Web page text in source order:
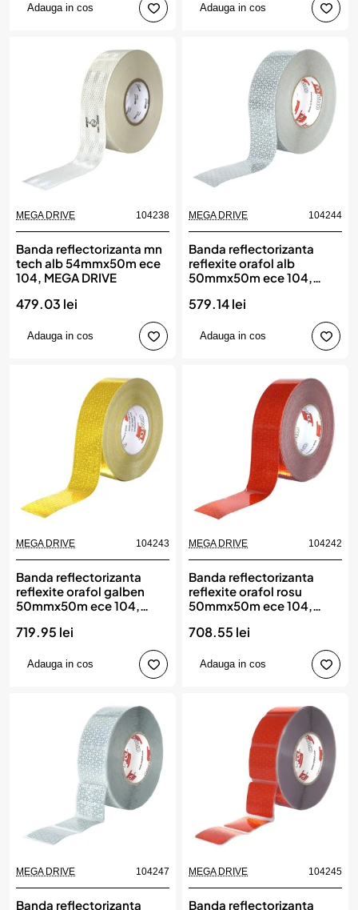
Adauga in cos Adauga in cos
MEGA DRIVE 104238
Banda reflectorizanta mn
tech alb 54mmx50m ece
104, MEGA DRIVE
479.03 lei
Adauga in cos
MEGA DRIVE 104244
Banda reflectorizanta
reflexite orafol alb
50mmx50m ece 104,
579.14 lei
Adauga in cos
MEGA DRIVE 104243
Banda reflectorizanta
reflexite orafol galben
50mmx50m ece 104,
719.95 lei
Adauga in cos
MEGA DRIVE 104242
Banda reflectorizanta
reflexite orafol rosu
50mmx50m ece 104,
708.55 lei
Adauga in cos
MEGA DRIVE 104247
Banda reflectorizanta
MEGA DRIVE 104245
Banda reflectorizanta